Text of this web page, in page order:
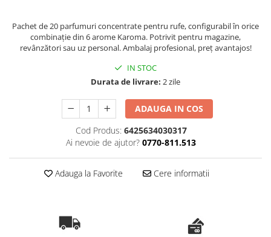
PARFUMURI Casă & Auto
Pachete Odorizante Auto
Odorizante de cameră cu bețe
Difuzoare profesionale de parfum
Rezerve parfum pentru difuzoare
CADOURI & Evenimente
Produse Religioase
Evenimente Speciale
Pachet de 20 parfumuri concentrate pentru rufe, configurabil în orice
combinație din 6 arome Karoma. Potrivit pentru magazine,
revânzători sau uz personal. Ambalaj profesional, preț avantajos!
IN STOC
Durata de livrare: 2 zile
ADAUGA IN COS
Cod Produs: 6425634030317
Ai nevoie de ajutor? 0770-811.513
Adauga la Favorite Cere informatii